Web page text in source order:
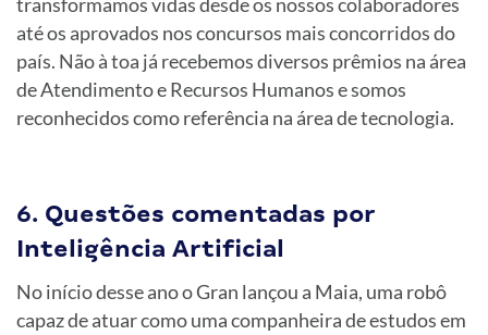
até os aprovados nos concursos mais concorridos do
país. Não à toa já recebemos diversos prêmios na área
de Atendimento e Recursos Humanos e somos
reconhecidos como referência na área de tecnologia.
6. Questões comentadas por
Inteligência Artificial
No início desse ano o Gran lançou a Maia, uma robô
capaz de atuar como uma companheira de estudos em